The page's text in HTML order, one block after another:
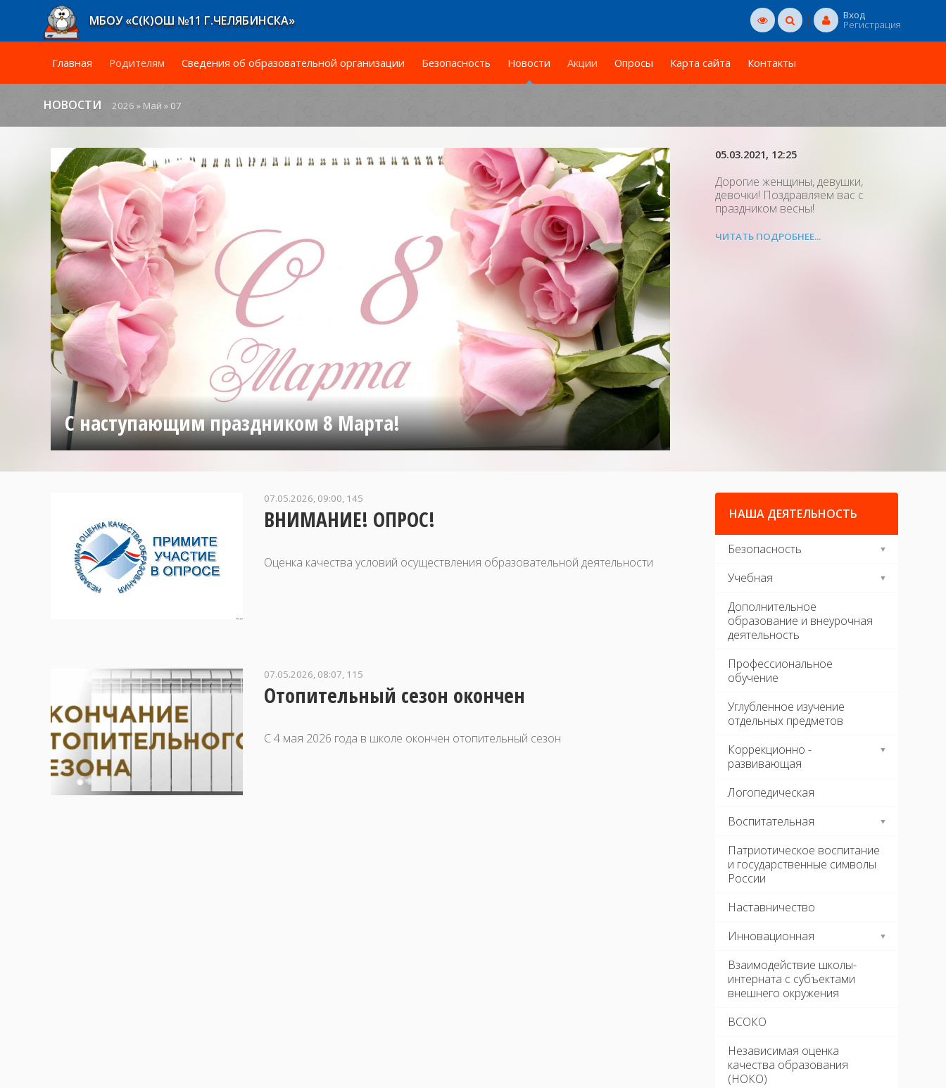
МБОУ «С(К)ОШ №11 Г.ЧЕЛЯБИНСКА» Вход
Регистрация
Главная Родителям Сведения об образовательной организации Безопасность Новости Акции Опросы Карта сайта Контакты
НОВОСТИ 2026 » Май » 07
С наступающим праздником 8 Марта!
05.03.2021, 12:25
Дорогие женщины, девушки,
девочки! Поздравляем вас с
праздником весны!
ЧИТАТЬ ПОДРОБНЕЕ...
07.05.2026, 09:00, 145
ВНИМАНИЕ! ОПРОС!
Оценка качества условий осуществления образовательной деятельности
07.05.2026, 08:07, 115
Отопительный сезон окончен
С 4 мая 2026 года в школе окончен отопительный сезон
НАША ДЕЯТЕЛЬНОСТЬ
Безопасность
Учебная
Дополнительное
образование и внеурочная
деятельность
Профессиональное
обучение
Углубленное изучение
отдельных предметов
Коррекционно -
развивающая
Логопедическая
Воспитательная
Патриотическое воспитание
и государственные символы
России
Наставничество
Инновационная
Взаимодействие школы-
интерната с субъектами
внешнего окружения
ВСОКО
Независимая оценка
качества образования
(НОКО)